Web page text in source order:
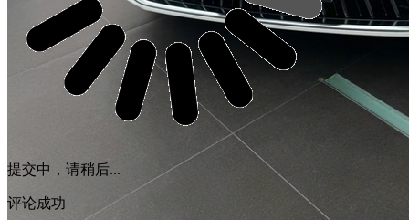
提交中，请稍后...
评论成功